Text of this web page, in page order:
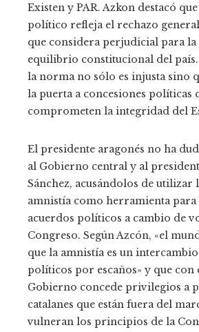
Existen y PAR. Azkon destacó
político refleja el rechazo
que considera perjudicial para la
equilibrio constitucional del
la norma no sólo es injusta sino
la puerta a concesiones políticas
comprometen la integridad del
El presidente aragonés no ha
al Gobierno central y al
Sánchez, acusándolos de utilizar
amnistía como herramienta para
acuerdos políticos a cambio de
Congreso. Según Azcón, «el
que la amnistía es un
políticos por escaños» y que con
Gobierno concede privilegios a
catalanes que están fuera del
vulneran los principios de la